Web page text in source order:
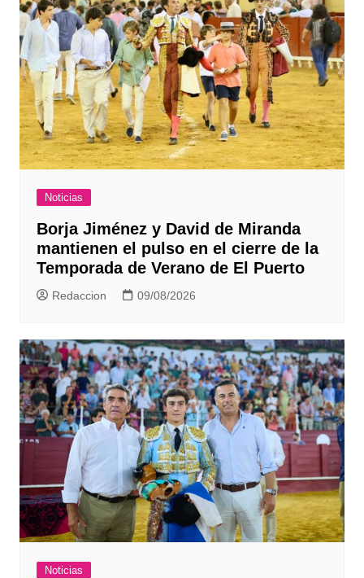
Noticias
Borja Jiménez y David de Miranda
mantienen el pulso en el cierre de la
Temporada de Verano de El Puerto
Redaccion 09/08/2026
Noticias